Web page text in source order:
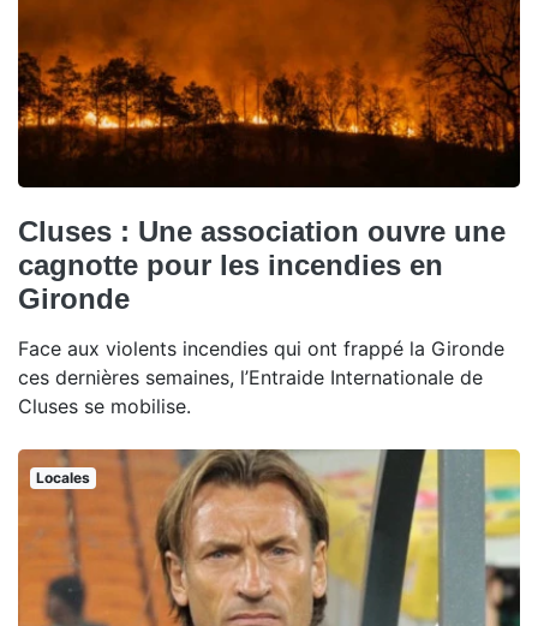
Cluses : Une association ouvre une
cagnotte pour les incendies en
Gironde
Face aux violents incendies qui ont frappé la Gironde
ces dernières semaines, l’Entraide Internationale de
Cluses se mobilise.
Locales